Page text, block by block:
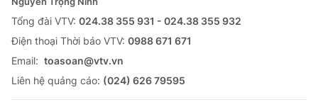
Tổng đài VTV: 024.38 355 931 - 024.38 355 932
Ðiện thoại Thời báo VTV: 0988 671 671
Email: toasoan@vtv.vn
Liên hệ quảng cáo: (024) 626 79595